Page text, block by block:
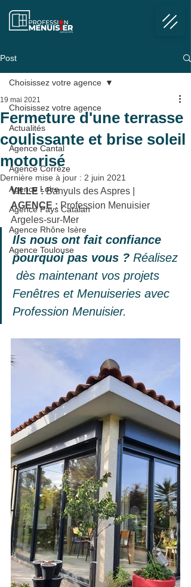
Post
Choisissez votre agence
Actualités
Agence Cantal
Agence Corrèze
Agence Loire
Agence Pays Catalan
Agence Rhône Isère
Agence Toulouse
Choisissez votre agence
Fermeture d'une terrasse
coulissante et brise soleil
motorisé
19 mai 2021
Dernière mise à jour : 2 juin 2021
VILLE : Banyuls des Aspres
AGENCE : Profession Menuisier
Argeles-sur-Mer
Ils nous ont fait confiance
pourquoi pas vous ? Réalisez
dès maintenant vos projets
Fenêtres et Menuiseries avec
Profession Menuisier.